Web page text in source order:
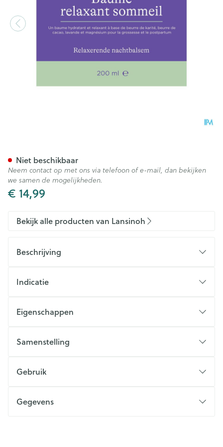
€ 14,99
Niet beschikbaar
Neem contact op met ons via telefoon of e-mail, dan bekijken
we samen de mogelijkheden.
Bekijk alle producten van Lansinoh
Beschrijving
Indicatie
Eigenschappen
Samenstelling
Gebruik
Gegevens